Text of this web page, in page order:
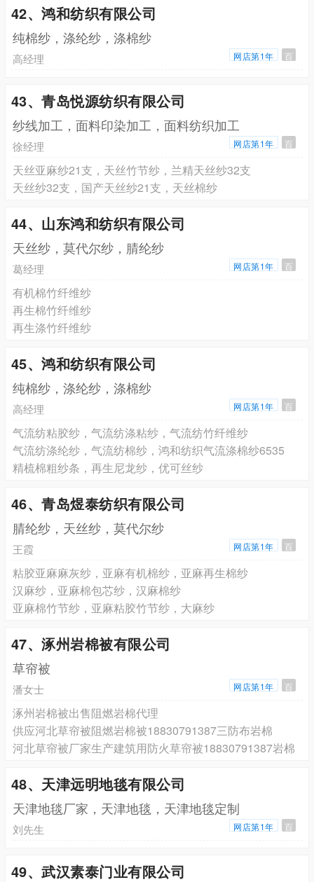
42、鸿和纺织有限公司
纯棉纱，涤纶纱，涤棉纱
高经理 网店第1年 百
43、青岛悦源纺织有限公司
纱线加工，面料印染加工，面料纺织加工
徐经理 网店第1年 百
天丝亚麻纱21支，天丝竹节纱，兰精天丝纱32支
天丝纱32支，国产天丝纱21支，天丝棉纱
44、山东鸿和纺织有限公司
天丝纱，莫代尔纱，腈纶纱
葛经理 网店第1年 百
有机棉竹纤维纱
再生棉竹纤维纱
再生涤竹纤维纱
45、鸿和纺织有限公司
纯棉纱，涤纶纱，涤棉纱
高经理 网店第1年 百
气流纺粘胶纱，气流纺涤粘纱，气流纺竹纤维纱
气流纺涤纶纱，气流纺棉纱，鸿和纺织气流涤棉纱6535
精梳棉粗纱条，再生尼龙纱，优可丝纱
46、青岛煜泰纺织有限公司
腈纶纱，天丝纱，莫代尔纱
王霞 网店第1年 百
粘胶亚麻麻灰纱，亚麻有机棉纱，亚麻再生棉纱
汉麻纱，亚麻棉包芯纱，汉麻棉纱
亚麻棉竹节纱，亚麻粘胶竹节纱，大麻纱
47、涿州岩棉被有限公司
草帘被
潘女士 网店第1年 百
涿州岩棉被出售阻燃岩棉代理
供应河北草帘被阻燃岩棉被18830791387三防布岩棉
河北草帘被厂家生产建筑用防火草帘被18830791387岩棉
48、天津远明地毯有限公司
天津地毯厂家，天津地毯，天津地毯定制
刘先生 网店第1年 百
49、武汉素泰门业有限公司